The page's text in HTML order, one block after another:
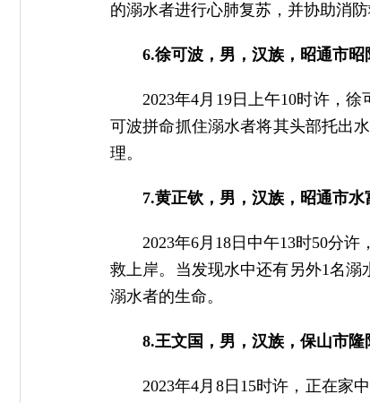
的溺水者进行心肺复苏，并协助消
6.徐可波，男，汉族，昭通市昭
2023年4月19日上午10时许，
可波拼命抓住溺水者将其头部托出
理。
7.黄正钦，男，汉族，昭通市水
2023年6月18日中午13时50分
救上岸。当发现水中还有另外1名
溺水者的生命。
8.王文国，男，汉族，保山市隆
2023年4月8日15时许，正在家